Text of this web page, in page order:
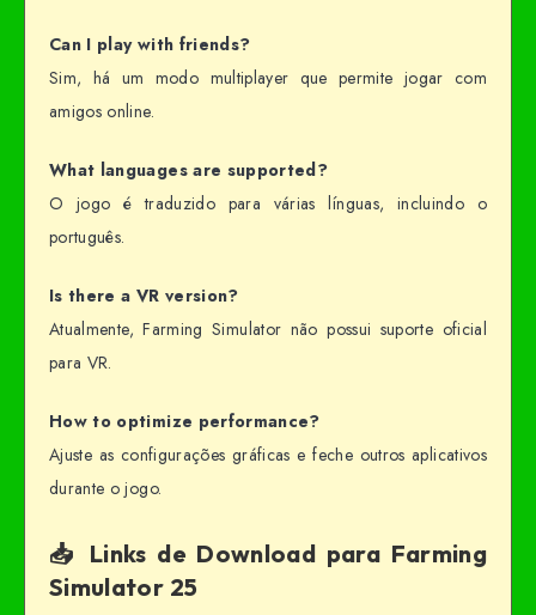
Can I play with friends?
Sim, há um modo multiplayer que permite jogar com
amigos online.
What languages are supported?
O jogo é traduzido para várias línguas, incluindo o
português.
Is there a VR version?
Atualmente, Farming Simulator não possui suporte oficial
para VR.
How to optimize performance?
Ajuste as configurações gráficas e feche outros aplicativos
durante o jogo.
📥 Links de Download para Farming
Simulator 25